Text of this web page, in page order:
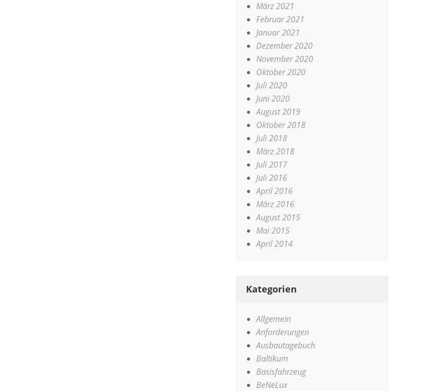
März 2021
Februar 2021
Januar 2021
Dezember 2020
November 2020
Oktober 2020
Juli 2020
Juni 2020
August 2019
Oktober 2018
Juli 2018
März 2018
Juli 2017
Juli 2016
April 2016
März 2016
August 2015
Mai 2015
April 2014
Kategorien
Allgemein
Anforderungen
Ausbautagebuch
Baltikum
Basisfahrzeug
BeNeLux